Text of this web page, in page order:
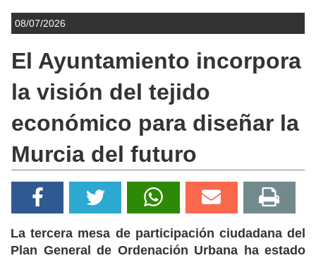
08/07/2026
El Ayuntamiento incorpora
la visión del tejido
económico para diseñar la
Murcia del futuro
La tercera mesa de participación ciudadana del
Plan General de Ordenación Urbana ha estado